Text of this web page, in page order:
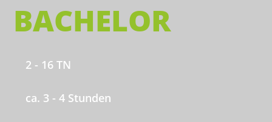
BACHELOR
2 - 16 TN
ca. 3 - 4 Stunden